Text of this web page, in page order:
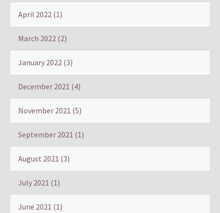
April 2022 (1)
March 2022 (2)
January 2022 (3)
December 2021 (4)
November 2021 (5)
September 2021 (1)
August 2021 (3)
July 2021 (1)
June 2021 (1)